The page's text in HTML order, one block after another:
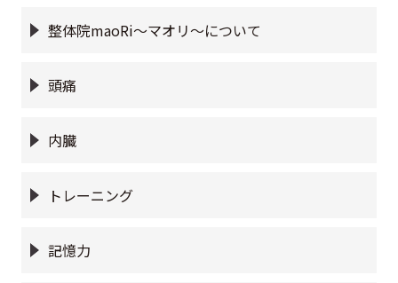
整体院maoRi〜マオリ〜について
頭痛
内臓
トレーニング
記憶力